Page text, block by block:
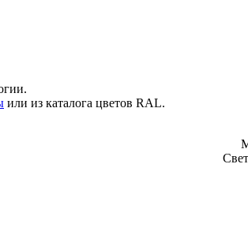
или из каталога цветов RAL.